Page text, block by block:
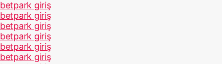
betpark giriş
betpark giriş
betpark giriş
betpark giriş
betpark giriş
betpark giriş